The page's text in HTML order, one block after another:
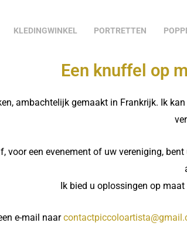
KLEDINGWINKEL PORTRETTEN
Een knuffel op
ambachtelijk gemaakt in Frankrijk. Ik
voor een evenement of uw vereniging,
Ik bied u oplossingen op
e-mail naar